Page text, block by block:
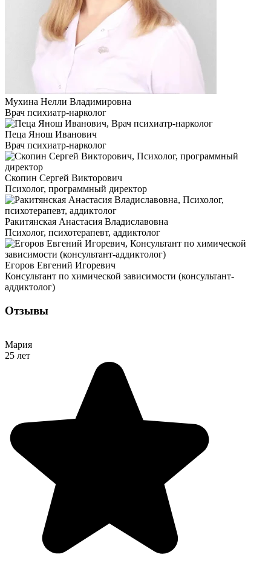
Мухина Нелли Владимировна
Врач психиатр-нарколог
Пеца Янош Иванович
Врач психиатр-нарколог
Скопин Сергей Викторович
Психолог, программный директор
Ракитянская Анастасия Владиславовна
Психолог, психотерапевт, аддиктолог
Егоров Евгений Игоревич
Консультант по химической зависимости (консультант-
аддиктолог)
Отзывы
Мария
25 лет